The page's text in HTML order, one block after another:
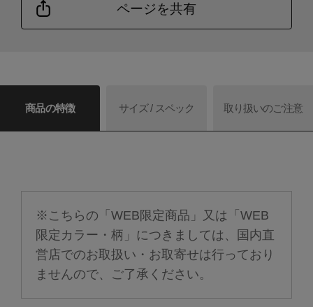
ページを共有
商品の特徴 サイズ / スペック 取り扱いのご注意
※こちらの「WEB限定商品」又は「WEB
限定カラー・柄」につきましては、国内直
営店でのお取扱い・お取寄せは行っており
ませんので、ご了承ください。